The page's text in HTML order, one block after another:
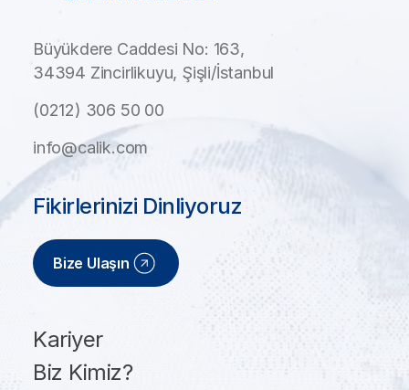
Büyükdere Caddesi No: 163,
34394 Zincirlikuyu, Şişli/İstanbul
(0212) 306 50 00
info@calik.com
Kariyer
Biz Kimiz?
Fikirlerinizi Dinliyoruz
Bize Ulaşın